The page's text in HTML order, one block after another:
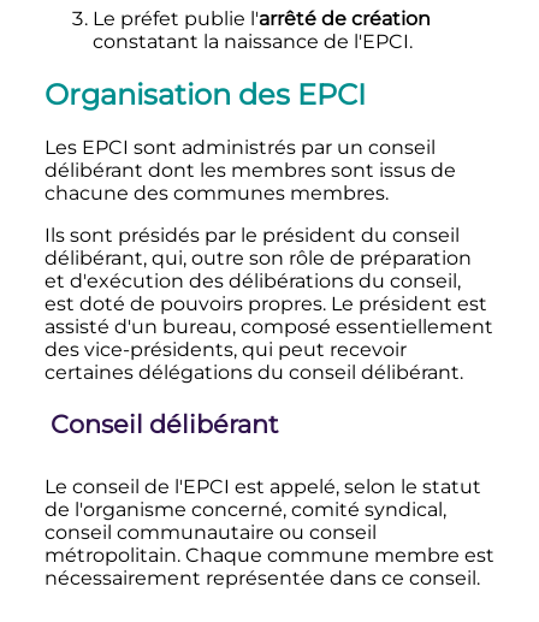
Le préfet publie l'arrêté de création
constatant la naissance de l'EPCI.
Organisation des EPCI
Les EPCI sont administrés par un conseil
délibérant dont les membres sont issus de
chacune des communes membres.
Ils sont présidés par le président du conseil
délibérant, qui, outre son rôle de préparation
et d'exécution des délibérations du conseil,
est doté de pouvoirs propres. Le président est
assisté d'un bureau, composé essentiellement
des vice-présidents, qui peut recevoir
certaines délégations du conseil délibérant.
Conseil délibérant
Le conseil de l'EPCI est appelé, selon le statut
de l'organisme concerné, comité syndical,
conseil communautaire ou conseil
métropolitain. Chaque commune membre est
nécessairement représentée dans ce conseil.